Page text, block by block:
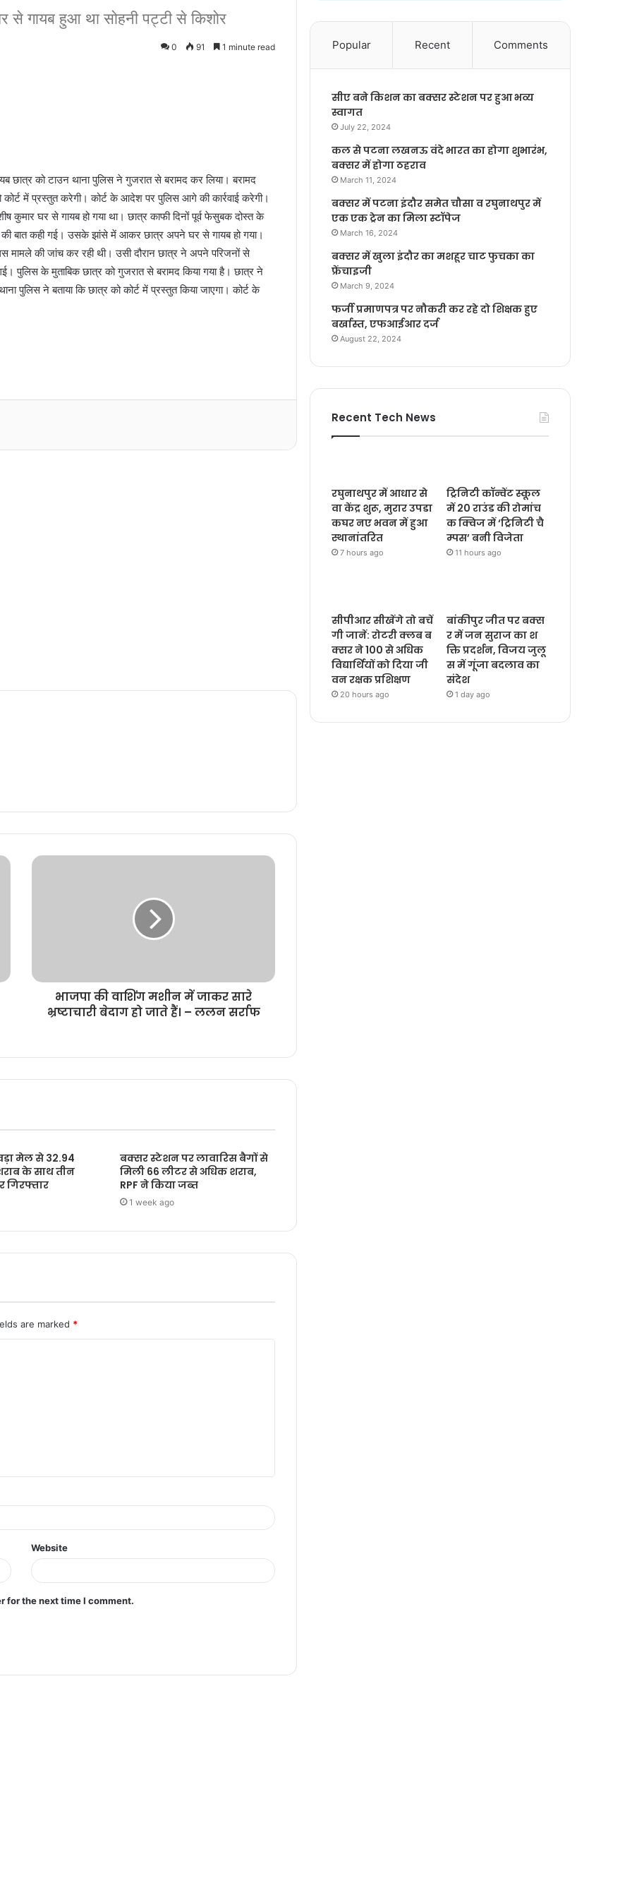
गायब हुआ था सोहनी पट्टी से किशोर
0 91 1 minute read
को टाउन थाना पुलिस ने गुजरात से बरामद कर लिया। बरामद
में प्रस्तुत करेगी। कोर्ट के आदेश पर पुलिस आगे की कार्रवाई करेगी।
कुमार घर से गायब हो गया था। छात्र काफी दिनों पूर्व फेसुबक दोस्त के
बात कही गई। उसके झांसे में आकर छात्र अपने घर से गायब हो गया।
मामले की जांच कर रही थी। उसी दौरान छात्र ने अपने परिजनों से
पुलिस के मुताबिक छात्र को गुजरात से बरामद किया गया है। छात्र ने
पुलिस ने बताया कि छात्र को कोर्ट में प्रस्तुत किया जाएगा। कोर्ट के
भाजपा की वाशिंग मशीन में जाकर सारे
भ्रष्टाचारी बेदाग हो जाते हैं। – ललन सर्राफ
मेल से 32.94
के साथ तीन
गिरफ्तार
बक्सर स्टेशन पर लावारिस बैगों से
मिली 66 लीटर से अधिक शराब,
RPF ने किया जब्त
1 week ago
are marked *
Website
for the next time I comment.
Popular Recent Comments
सीए बने किशन का बक्सर स्टेशन पर हुआ भव्य
स्वागत
July 22, 2024
कल से पटना लखनऊ वंदे भारत का होगा शुभारंभ,
बक्सर में होगा ठहराव
March 11, 2024
बक्सर में पटना इंदौर समेत चौसा व रघुनाथपुर में
एक एक ट्रेन का मिला स्टॉपेज
March 16, 2024
बक्सर में खुला इंदौर का मशहूर चाट फुचका का
फ्रेंचाइजी
March 9, 2024
फर्जी प्रमाणपत्र पर नौकरी कर रहे दो शिक्षक हुए
बर्खास्त, एफआईआर दर्ज
August 22, 2024
Recent Tech News
रघुनाथपुर में आधार से
वा केंद्र शुरू, मुरार उपडा
कघर नए भवन में हुआ
स्थानांतरित
7 hours ago
ट्रिनिटी कॉन्वेंट स्कूल
में 20 राउंड की रोमांच
क क्विज में ‘ट्रिनिटी चै
म्पस’ बनी विजेता
11 hours ago
सीपीआर सीखेंगे तो बचें
गी जानें: रोटरी क्लब ब
क्सर ने 100 से अधिक
विद्यार्थियों को दिया जी
वन रक्षक प्रशिक्षण
20 hours ago
बांकीपुर जीत पर बक्स
र में जन सुराज का श
क्ति प्रदर्शन, विजय जुलू
स में गूंजा बदलाव का
संदेश
1 day ago